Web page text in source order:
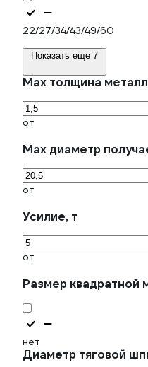
22/27/34/43/49/60
Показать еще 7
Max толщина
от
Max диаметр
от
Усилие, т
от
Размер квадратной
нет
Диаметр тяговой